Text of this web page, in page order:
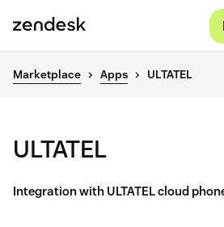
Marketplace Apps ULTATEL
ULTATEL
Integration with ULTATEL cloud